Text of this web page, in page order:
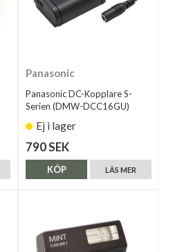
Panasonic
Panasonic DC-Kopplare S-
Serien (DMW-DCC16GU)
Ej i lager
790 SEK
LÄS MER
KÖP